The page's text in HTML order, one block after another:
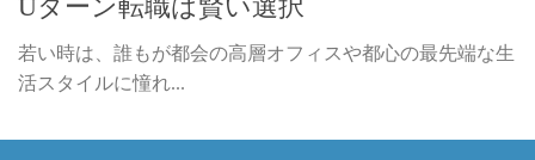
Uターン転職は賢い選択
若い時は、誰もが都会の高層オフィスや都心の最先端な生
活スタイルに憧れ...